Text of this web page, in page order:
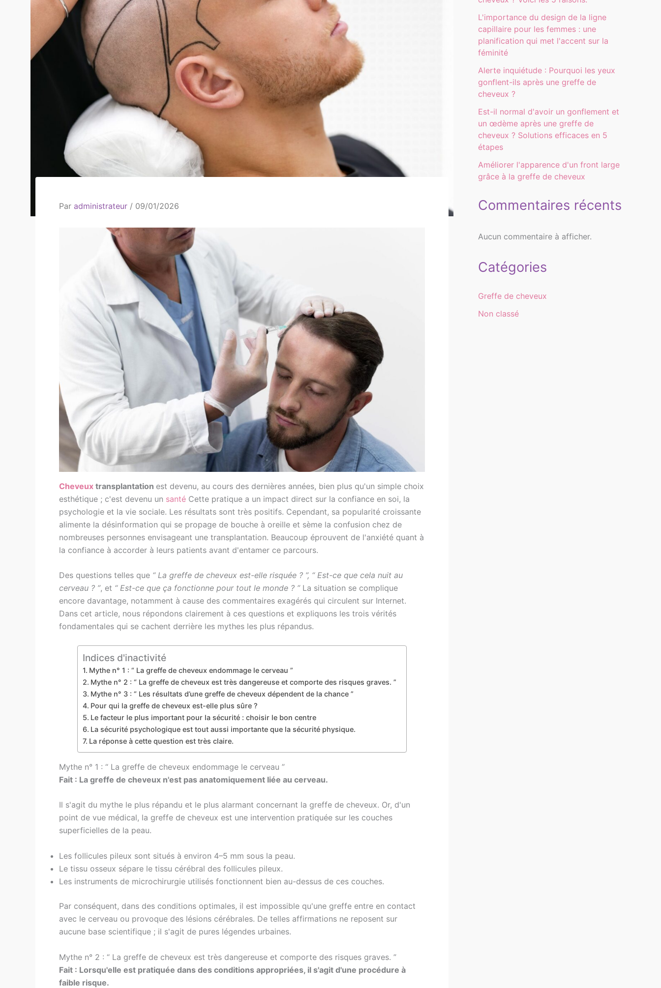
Par administrateur / 09/01/2026
Cheveux transplantation est devenu, au cours des dernières années, bien plus qu'un simple choix
esthétique ; c'est devenu un santé Cette pratique a un impact direct sur la confiance en soi, la
psychologie et la vie sociale. Les résultats sont très positifs. Cependant, sa popularité croissante
alimente la désinformation qui se propage de bouche à oreille et sème la confusion chez de
nombreuses personnes envisageant une transplantation. Beaucoup éprouvent de l'anxiété quant à
la confiance à accorder à leurs patients avant d'entamer ce parcours.
Des questions telles que “ La greffe de cheveux est-elle risquée ? ”, “ Est-ce que cela nuit au
cerveau ? ”, et “ Est-ce que ça fonctionne pour tout le monde ? ”La situation se complique
encore davantage, notamment à cause des commentaires exagérés qui circulent sur Internet.
Dans cet article, nous répondons clairement à ces questions et expliquons les trois vérités
fondamentales qui se cachent derrière les mythes les plus répandus.
Indices d'inactivité
Mythe n° 1 : “ La greffe de cheveux endommage le cerveau ”
Mythe n° 2 : “ La greffe de cheveux est très dangereuse et comporte des risques graves. ”
Mythe n° 3 : “ Les résultats d’une greffe de cheveux dépendent de la chance ”
Pour qui la greffe de cheveux est-elle plus sûre ?
Le facteur le plus important pour la sécurité : choisir le bon centre
La sécurité psychologique est tout aussi importante que la sécurité physique.
La réponse à cette question est très claire.
Mythe n° 1 : “ La greffe de cheveux endommage le cerveau ”
Fait : La greffe de cheveux n'est pas anatomiquement liée au cerveau.
Il s'agit du mythe le plus répandu et le plus alarmant concernant la greffe de cheveux. Or, d'un
point de vue médical, la greffe de cheveux est une intervention pratiquée sur les couches
superficielles de la peau.
Les follicules pileux sont situés à environ 4–5 mm sous la peau.
Le tissu osseux sépare le tissu cérébral des follicules pileux.
Les instruments de microchirurgie utilisés fonctionnent bien au-dessus de ces couches.
Par conséquent, dans des conditions optimales, il est impossible qu'une greffe entre en contact
avec le cerveau ou provoque des lésions cérébrales. De telles affirmations ne reposent sur
aucune base scientifique ; il s'agit de pures légendes urbaines.
Mythe n° 2 : “ La greffe de cheveux est très dangereuse et comporte des risques graves. ”
Fait : Lorsqu'elle est pratiquée dans des conditions appropriées, il s'agit d'une procédure à
faible risque.
L'importance du design de la ligne
capillaire pour les femmes : une
planification qui met l'accent sur la
féminité
Alerte inquiétude : Pourquoi les yeux
gonflent-ils après une greffe de
cheveux ?
Est-il normal d'avoir un gonflement et
un œdème après une greffe de
cheveux ? Solutions efficaces en 5
étapes
Améliorer l'apparence d'un front large
grâce à la greffe de cheveux
Commentaires récents
Aucun commentaire à afficher.
Catégories
Greffe de cheveux
Non classé